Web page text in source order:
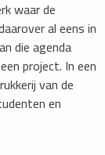
waar de
al eens in
die agenda
project. In een
van de
en